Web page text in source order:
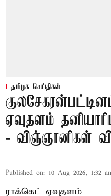
தமிழக செய்திகள்
ஏவுதளம்
- விஞ்ஞானிகள்
Published on: 10 Aug 2026, 1:32
ராக்கெட் ஏவுதளம்